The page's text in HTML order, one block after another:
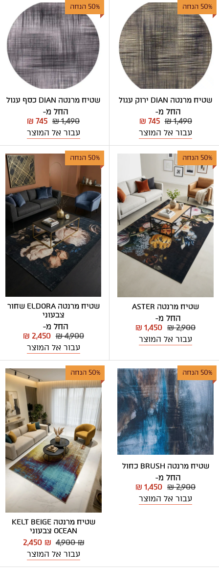
50% הנחה
שטיח מרנטה DIAN ירוק עגול
החל מ-
₪ 1,490
₪ 745
עבור אל המוצר
50% הנחה
שטיח מרנטה DIAN כסף עגול
החל מ-
₪ 1,490
₪ 745
עבור אל המוצר
50% הנחה
שטיח מרנטה ASTER
החל מ-
₪ 2,900
₪ 1,450
עבור אל המוצר
50% הנחה
שטיח מרנטה ELDORA שחור
צבעוני
החל מ-
₪ 4,900
₪ 2,450
עבור אל המוצר
50% הנחה
שטיח מרנטה BRUSH כחול
החל מ-
₪ 2,900
₪ 1,450
עבור אל המוצר
50% הנחה
שטיח מרנטה KELT BEIGE
OCEAN צבעוני
4,900 ₪
2,450 ₪
עבור אל המוצר